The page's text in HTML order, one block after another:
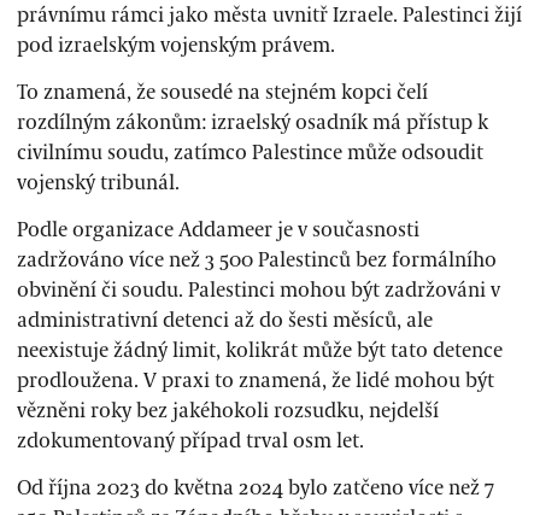
právnímu rámci jako města uvnitř Izraele. Palestinci žijí
pod izraelským vojenským právem.
To znamená, že sousedé na stejném kopci čelí
rozdílným zákonům: izraelský osadník má přístup k
civilnímu soudu, zatímco Palestince může odsoudit
vojenský tribunál.
Podle organizace Addameer je v současnosti
zadržováno více než 3 500 Palestinců bez formálního
obvinění či soudu. Palestinci mohou být zadržováni v
administrativní detenci až do šesti měsíců, ale
neexistuje žádný limit, kolikrát může být tato detence
prodloužena. V praxi to znamená, že lidé mohou být
vězněni roky bez jakéhokoli rozsudku, nejdelší
zdokumentovaný případ trval osm let.
Od října 2023 do května 2024 bylo zatčeno více než 7